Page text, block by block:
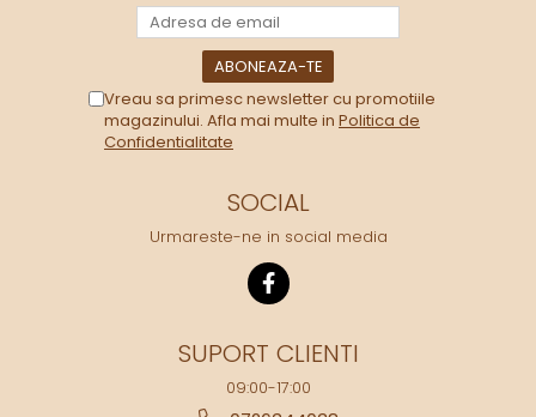
Vreau sa primesc newsletter cu promotiile
magazinului. Afla mai multe in Politica de
Confidentialitate
SOCIAL
Urmareste-ne in social media
SUPORT CLIENTI
09:00-17:00